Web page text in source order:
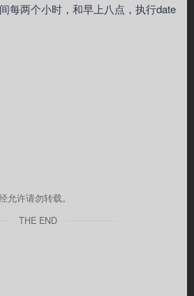
每两个小时，和早上八点，执行date
允许请勿转载。
THE END